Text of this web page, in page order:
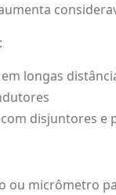
longas
disjuntores e
ou micrômetro